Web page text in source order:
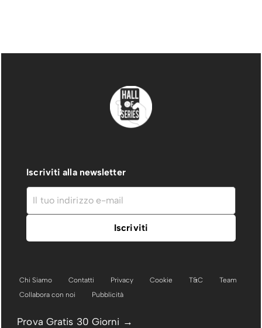
Iscriviti alla newsletter
Chi Siamo Contatti Privacy Cookie T&C
Team
Collabora con noi
Pubblicità
Prova Gratis 30 Giorni →